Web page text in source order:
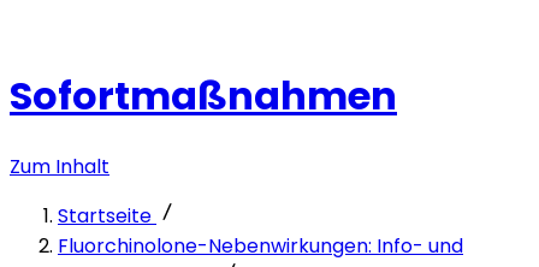
Sofortmaßnahmen
Zum Inhalt
Startseite
Fluorchinolone-Nebenwirkungen: Info- und